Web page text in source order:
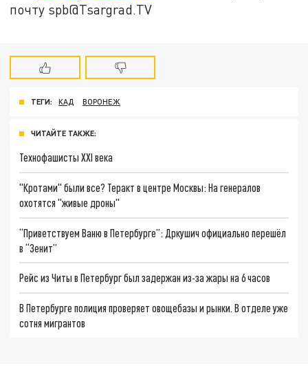
почту spb@Tsargrad.TV
ТЕГИ: КАД ВОРОНЕЖ
ЧИТАЙТЕ ТАКЖЕ:
Технофашисты XXI века
"Кротами" были все? Теракт в центре Москвы: На генералов
охотятся "живые дроны"
“Приветствуем Ваню в Петербурге”: Дркушич официально перешёл
в “Зенит”
Рейс из Читы в Петербург был задержан из-за жары на 6 часов
В Петербурге полиция проверяет овощебазы и рынки. В отделе уже
сотня мигрантов